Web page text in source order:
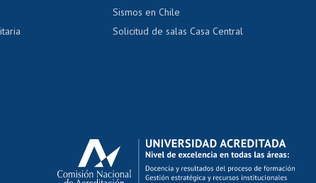
Sismos en Chile
Solicitud de salas Casa Central